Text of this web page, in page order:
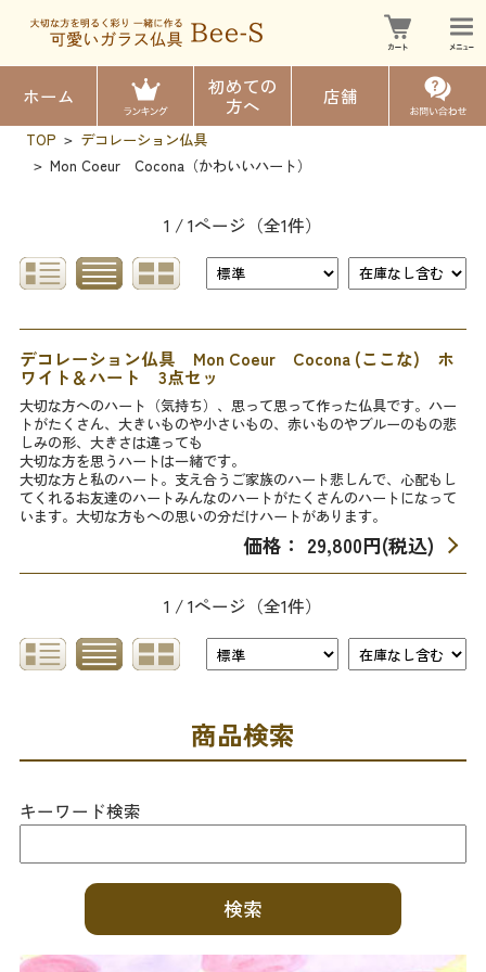
ホーム
初めての
方へ
店舗
TOP > デコレーション仏具
> Mon Coeur Cocona（かわいいハート）
1 / 1ページ （全1件）
デコレーション仏具 Mon Coeur Cocona (ここな) ホ
ワイト＆ハート 3点セッ
大切な方へのハート（気持ち）、思って思って作った仏具です。ハー
トがたくさん、大きいものや小さいもの、赤いものやブルーのもの悲
しみの形、大きさは違っても
大切な方を思うハートは一緒です。
大切な方と私のハート。支え合うご家族のハート悲しんで、心配もし
てくれるお友達のハートみんなのハートがたくさんのハートになって
います。大切な方もへの思いの分だけハートがあります。
価格： 29,800円(税込)
1 / 1ページ （全1件）
商品検索
キーワード検索